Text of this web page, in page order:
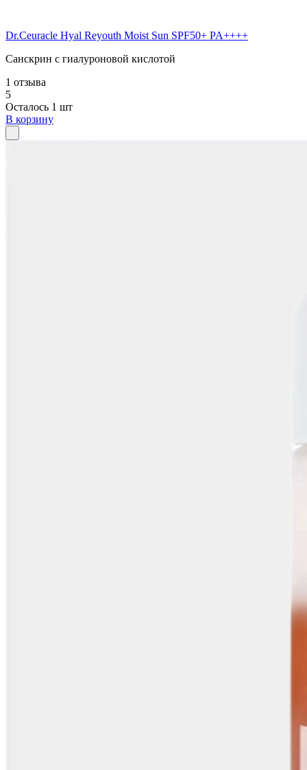
Dr.Ceuracle Hyal Reyouth Moist Sun SPF50+ PA++++
Санскрин с гиалуроновой кислотой
1 отзыва
5
Осталось 1 шт
В корзину